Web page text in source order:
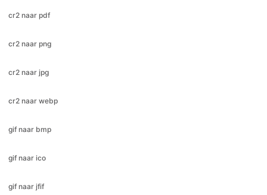
cr2 naar jpg
cr2 naar webp
gif naar bmp
gif naar ico
gif naar jfif
gif naar jpeg
gif naar jpg